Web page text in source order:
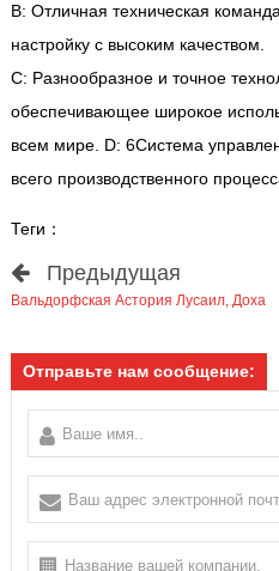
B: Отличная техническая
настройку с высоким качеством.
C: Разнообразное и точное
обеспечивающее широкое
всем мире. D: 6Система
всего производственного
Теги：
Предыдущая
Вальдорфская Астория Лусаил, Доха
Отправьте нам сообщение: